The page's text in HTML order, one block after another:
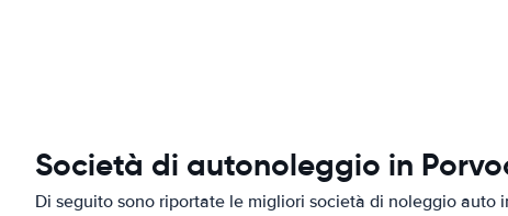
Società di autonoleggio in
Di seguito sono riportate le migliori società di noleggio auto